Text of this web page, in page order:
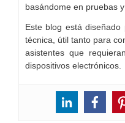
basándome en pruebas
Este blog está
técnica, útil tanto para
asistentes que
dispositivos electrónicos.